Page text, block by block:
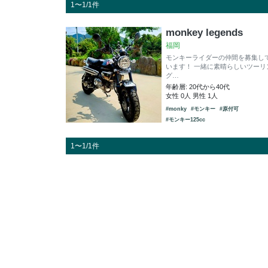
1〜1/1件
monkey legends
福岡
モンキーライダーの仲間を募集し
います！ 一緒に素晴らしいツーリ
グ…
年齢層: 20代から40代
女性 0人 男性 1人
#monky #モンキー
#原付可
#モンキー125cc
1〜1/1件